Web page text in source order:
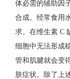
体必需的辅助因
合成。经常食用
求。在维生素 C
细胞中无法形成
管和肌腱就会变
肤症状。除了上